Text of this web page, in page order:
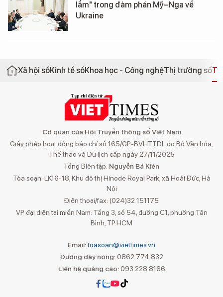
lầm" trong đàm phán Mỹ–Nga về
Ukraine
Xã hội sốKinh tế sốKhoa học - Công nghệThị trường số
Cơ quan của Hội Truyền thông số Việt Nam
Giấy phép hoạt động báo chí số 165/GP-BVHTTDL do Bộ Văn hóa,
Thể thao và Du lịch cấp ngày 27/11/2025
Tổng Biên tập: Nguyễn Bá Kiên
Tòa soạn: LK16-18, Khu đô thị Hinode Royal Park, xã Hoài Đức, Hà
Nội
Điện thoại/fax: (024)32 151175
VP đại diện tại miền Nam: Tầng 3, số 54, đường C1, phường Tân
Bình, TP.HCM
Email:toasoan@viettimes.vn
Đường dây nóng: 0862 774 832
Liên hệ quảng cáo:093 228 8166